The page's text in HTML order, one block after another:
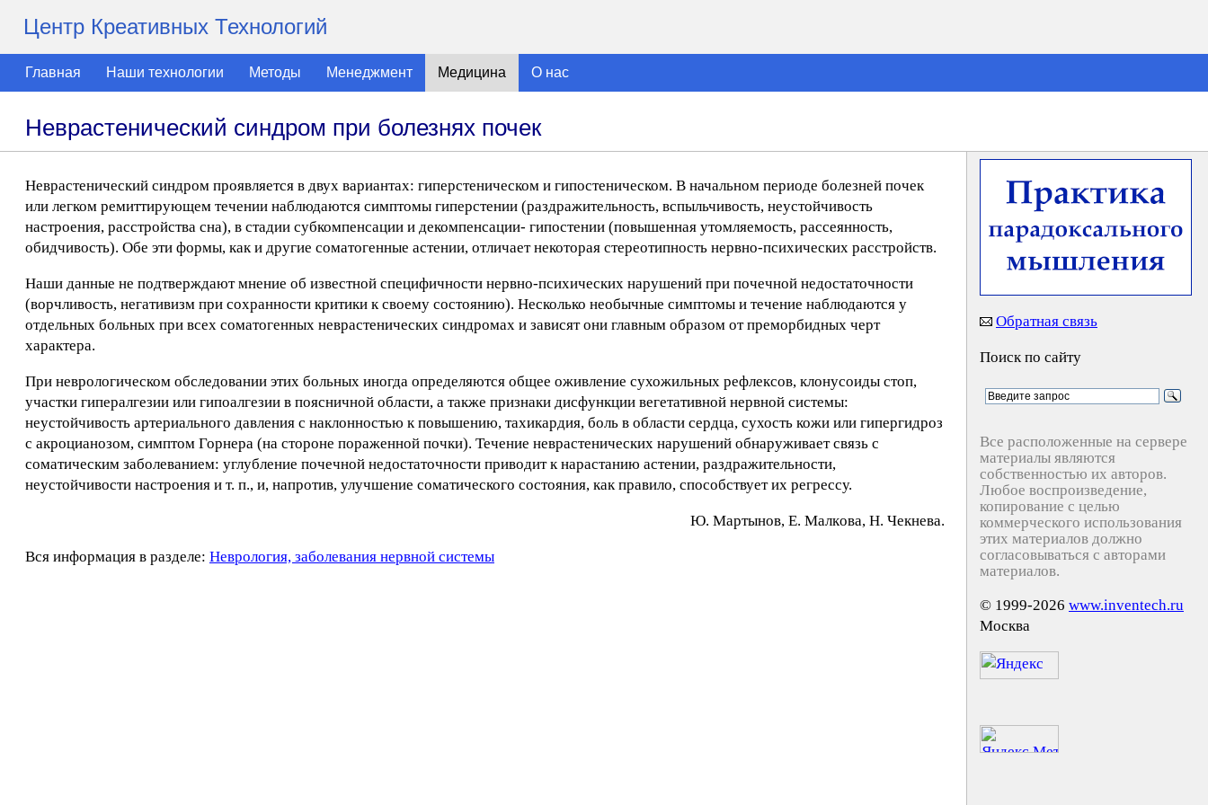
Центр Креативных Технологий
Главная Наши технологии Методы Менеджмент Медицина О нас
Неврастенический синдром при болезнях почек
Неврастенический синдром проявляется в двух вариантах: гиперстеническом и гипостеническом. В начальном периоде болезней почек
или легком ремиттирующем течении наблюдаются симптомы гиперстении (раздражительность, вспыльчивость, неустойчивость
настроения, расстройства сна), в стадии субкомпенсации и декомпенсации- гипостении (повышенная утомляемость, рассеянность,
обидчивость). Обе эти формы, как и другие соматогенные астении, отличает некоторая стереотипность нервно-психических расстройств.
Наши данные не подтверждают мнение об известной специфичности нервно-психических нарушений при почечной недостаточности
(ворчливость, негативизм при сохранности критики к своему состоянию). Несколько необычные симптомы и течение наблюдаются у
отдельных больных при всех соматогенных неврастенических синдромах и зависят они главным образом от преморбидных черт
характера.
При неврологическом обследовании этих больных иногда определяются общее оживление сухожильных рефлексов, клонусоиды стоп,
участки гипералгезии или гипоалгезии в поясничной области, а также признаки дисфункции вегетативной нервной системы:
неустойчивость артериального давления с наклонностью к повышению, тахикардия, боль в области сердца, сухость кожи или гипергидроз
с акроцианозом, симптом Горнера (на стороне пораженной почки). Течение неврастенических нарушений обнаруживает связь с
соматическим заболеванием: углубление почечной недостаточности приводит к нарастанию астении, раздражительности,
неустойчивости настроения и т. п., и, напротив, улучшение соматического состояния, как правило, способствует их регрессу.
Ю. Mapтынoв, E. Maлкoвa, H. Чeкнeвa.
Вся информация в разделе: Неврология, заболевания нервной системы
Обратная связь
Поиск по сайту
Все расположенные на сервере
материалы являются
собственностью их авторов.
Любое воспроизведение,
копирование с целью
коммерческого использования
этих материалов должно
согласовываться с авторами
материалов.
© 1999-2026 www.inventech.ru
Москва